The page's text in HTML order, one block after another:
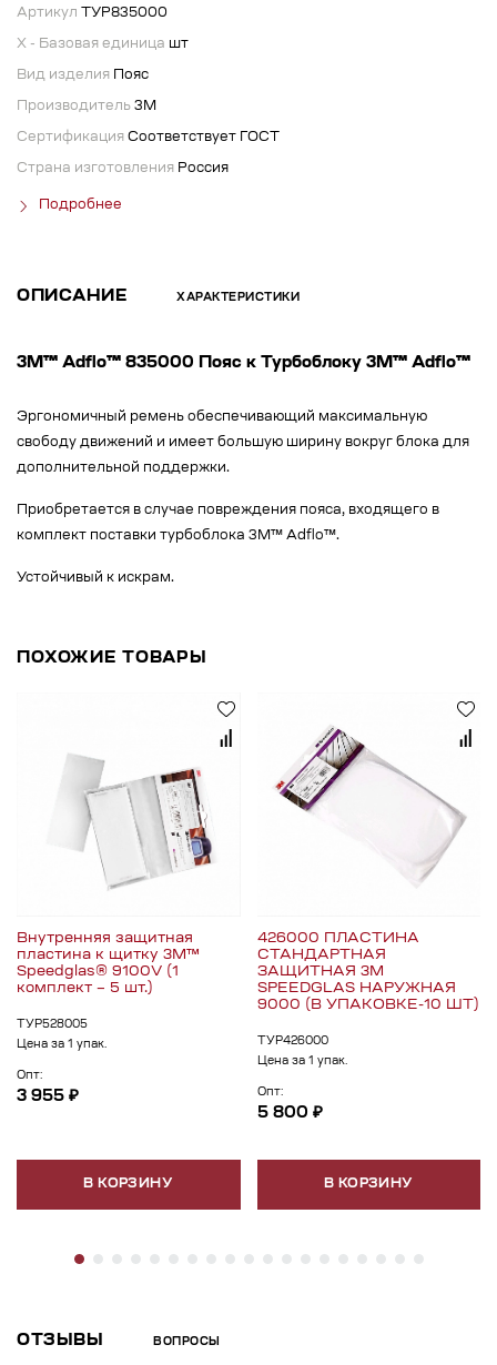
Артикул ТУР835000
X - Базовая единица шт
Вид изделия Пояс
Производитель 3М
Сертификация Соответствует ГОСТ
Страна изготовления Россия
Подробнее
ОПИСАНИЕ ХАРАКТЕРИСТИКИ
3M™ Adflo™ 835000 Пояс к Турбоблоку 3M™ Adflo™
Эргономичный ремень обеспечивающий максимальную
свободу движений и имеет большую ширину вокруг блока для
дополнительной поддержки.
Приобретается в случае повреждения пояса, входящего в
комплект поставки турбоблока 3M™ Adflo™.
Устойчивый к искрам.
ПОХОЖИЕ ТОВАРЫ
Внутренняя защитная
пластина к щитку 3M™
Speedglas® 9100V (1
комплект – 5 шт.)
ТУР528005
Цена за 1 упак.
Опт:
3 955 ₽
В КОРЗИНУ
426000 ПЛАСТИНА
СТАНДАРТНАЯ
ЗАЩИТНАЯ 3M
SPEEDGLAS НАРУЖНАЯ
9000 (В УПАКОВКЕ-10 ШТ)
ТУР426000
Цена за 1 упак.
Опт:
5 800 ₽
В КОРЗИНУ
ОТЗЫВЫ ВОПРОСЫ